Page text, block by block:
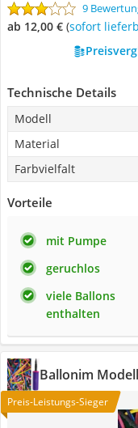
9
ab 12,00 € ( Sofort
Technische Details
Modell
Material
Farbvielfalt
Vorteile
mit Pumpe
geruchlos
viele Ballons
enthalten
Ballonim
Preis-Leistungs-Sieger